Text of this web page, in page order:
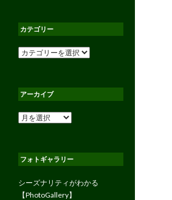
カテゴリー
カ
ー
アーカイブ
ア
ブ
フォトギャラリー
シーズナリティがわかる
【PhotoGallery】